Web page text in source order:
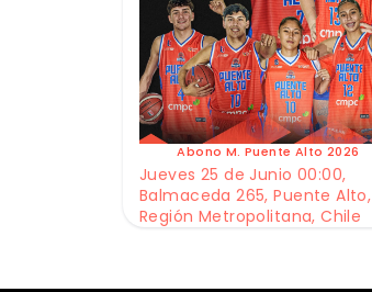
Abono M. Puente Alto 2026
Jueves 25 de Junio 00:00,
Balmaceda 265, Puente Alto,
Región Metropolitana, Chile